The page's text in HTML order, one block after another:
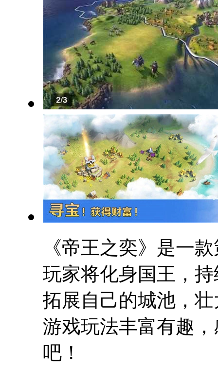
《帝王之奕》是一
玩家将化身国王，
拓展自己的城池，
游戏玩法丰富有趣
吧！